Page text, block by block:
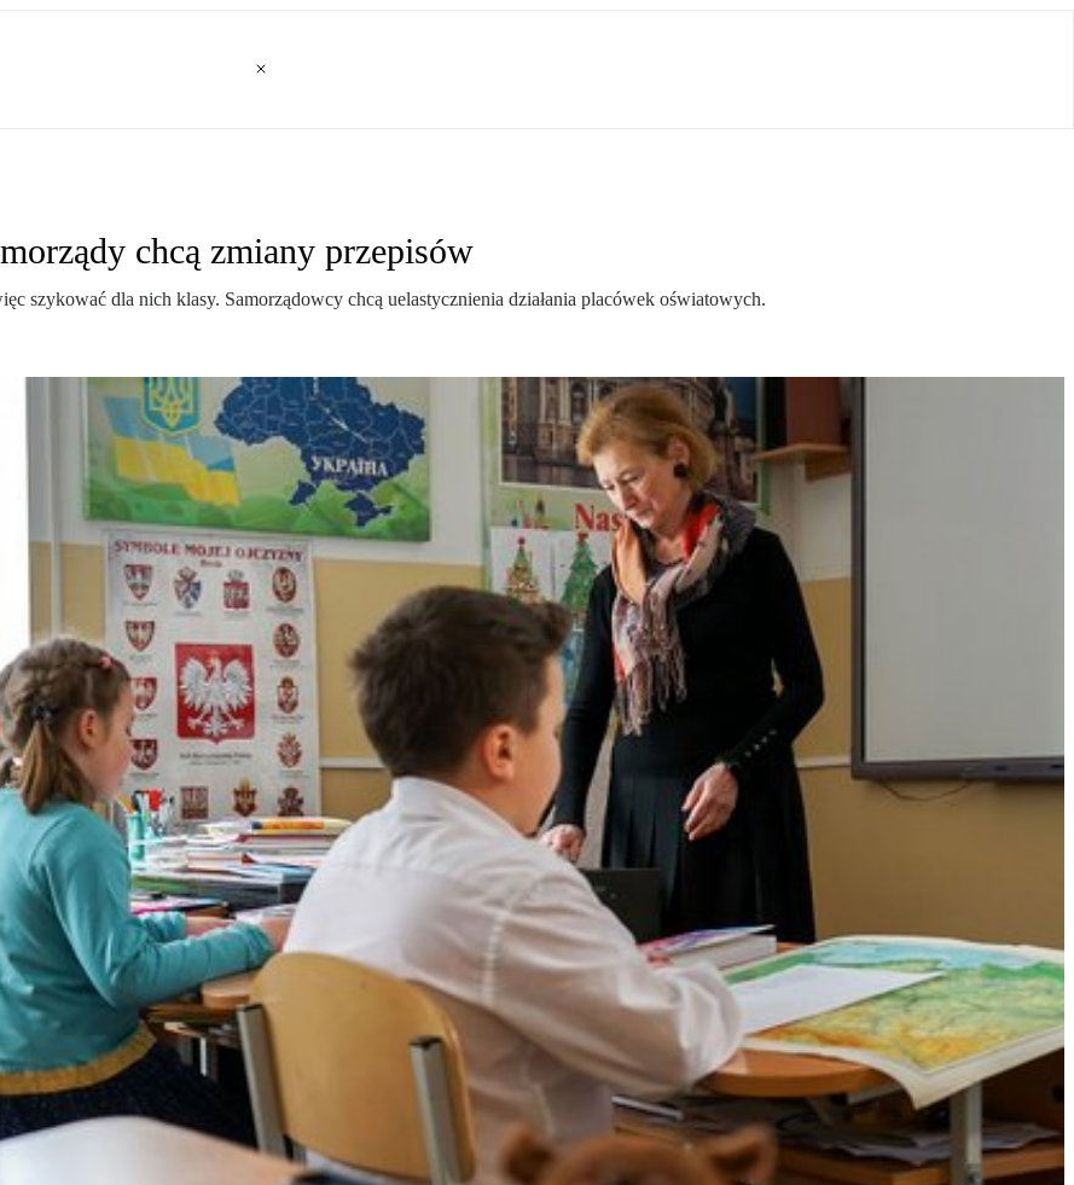
chcą zmiany przepisów
szykować dla nich klasy. Samorządowcy chcą uelastycznienia działania placówek oświatowych.